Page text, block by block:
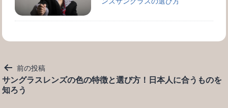
投
稿
ナ
前の投稿
サングラスレンズの色の特徴と選び方！日本人に合うものを
知ろう